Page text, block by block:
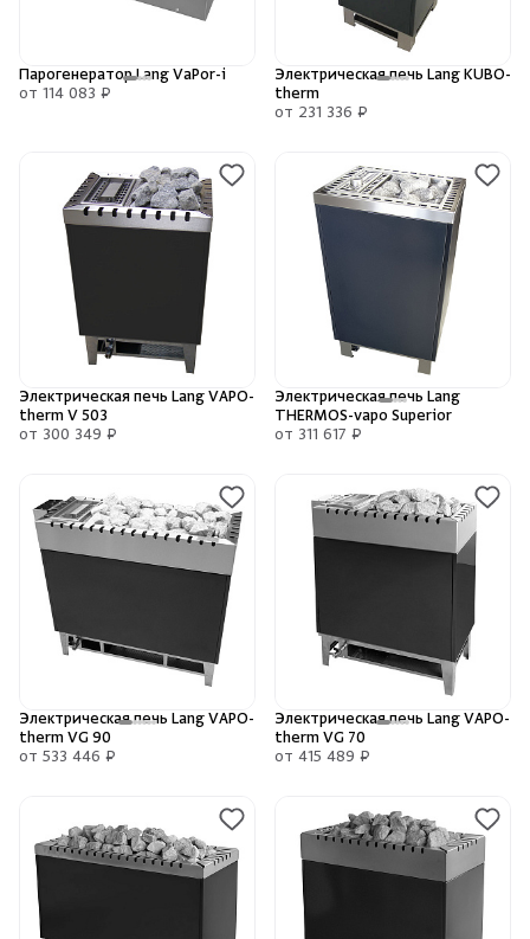
Камни для печей
Аксессуары
Запчасти
Отопление
Для хаммама
Аксессуары для печей
Душевые поддоны и системы слива
Интерьер
Инфракрасные сауны
Лёдогенераторы
Пародушевые
Краны
Парогенератор Lang VaPor-i
от 114 083 ₽
Электрическая печь Lang KUBO-
therm
от 231 336 ₽
Электрическая печь Lang VAPO-
therm V 503
от 300 349 ₽
Электрическая печь Lang
THERMOS-vapo Superior
от 311 617 ₽
Электрическая печь Lang VAPO-
therm VG 90
от 533 446 ₽
Электрическая печь Lang VAPO-
therm VG 70
от 415 489 ₽